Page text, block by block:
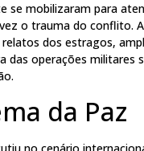
se mobilizaram para
o trauma do conflito.
dos estragos,
das operações militares
da Paz
no cenário